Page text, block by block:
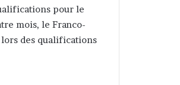
pour le
mois, le Franco-
des qualifications